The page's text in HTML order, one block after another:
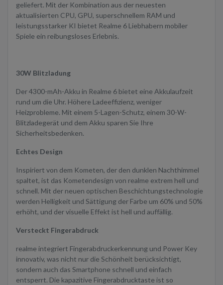
geliefert. Mit der Kombination aus der neuesten
aktualisierten CPU, GPU, superschnellem RAM und
leistungsstarker KI bietet Realme 6 Liebhabern mobiler
Spiele ein reibungsloses Erlebnis.
30W Blitzladung
Der 4300-mAh-Akku in Realme 6 bietet eine Akkulaufzeit
rund um die Uhr. Höhere Ladeeffizienz, weniger
Heizprobleme. Mit einem 5-Lagen-Schutz, einem 30-W-
Blitzladegerät und dem Akku sparen Sie Ihre
Sicherheitsbedenken.
Echtes Design
Inspiriert von dem Kometen, der den dunklen Nachthimmel
spaltet, ist das Kometendesign von realme extrem hell und
schnell. Mit der neuen optischen Beschichtungstechnologie
werden Helligkeit und Sättigung der Farbe um 60% und 50%
erhöht, und der visuelle Effekt ist hell und auffällig.
Versteckt Fingerabdruck
realme integriert Fingerabdruckerkennung und Power Key
innovativ, was nicht nur die Schönheit berücksichtigt,
sondern auch das Smartphone schnell und einfach
entsperrt. Die kapazitive Fingerabdrucktaste ist so